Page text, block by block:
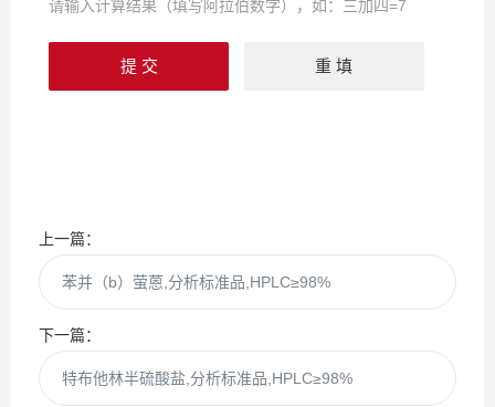
请输入计算结果（填写阿拉伯数字），如：三加四=7
上一篇：
苯并（b）萤蒽,分析标准品,HPLC≥98%
下一篇：
特布他林半硫酸盐,分析标准品,HPLC≥98%